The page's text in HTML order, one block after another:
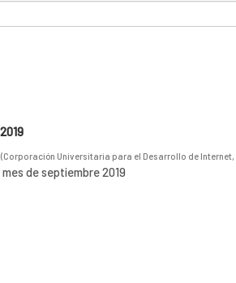
(Corporación Universitaria para el Desarrollo de Internet,
de septiembre 2019